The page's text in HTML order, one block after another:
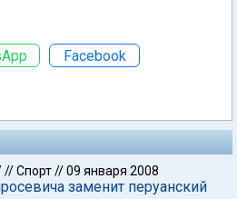
Facebook
//Спорт//09 января 2008
заменит перуанский